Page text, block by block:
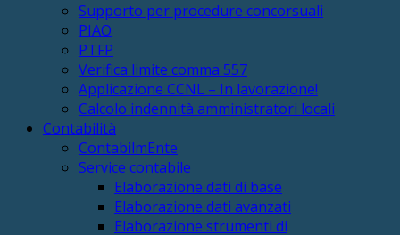
Supporto per procedure concorsuali
PIAO
PTFP
Verifica limite comma 557
Applicazione CCNL – In lavorazione!
Calcolo indennità amministratori locali
Contabilità
ContabilmEnte
Service contabile
Elaborazione dati di base
Elaborazione dati avanzati
Elaborazione strumenti di